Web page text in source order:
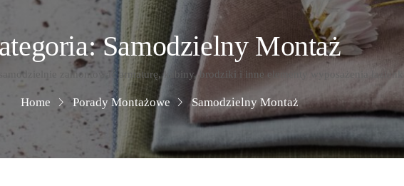
Samodzielny Montaż
zamontować armaturę, kabiny, brodziki i inne elementy wyposażenia łazienki.
Home Porady Montażowe Samodzielny Montaż